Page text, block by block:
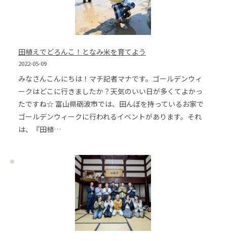
田植えでどろんこ！となみ米を育てよう
2022-05-09
みなさんこんにちは！マチ記者マナです。ゴールデンウィ
ークはどこに行きましたか？天気のいい日が多くてよかっ
たですね☆ 富山県砺波市では、田んぼを持っているお家で
ゴールデンウィークに行われるイベントがあります。それ
は、『田植…